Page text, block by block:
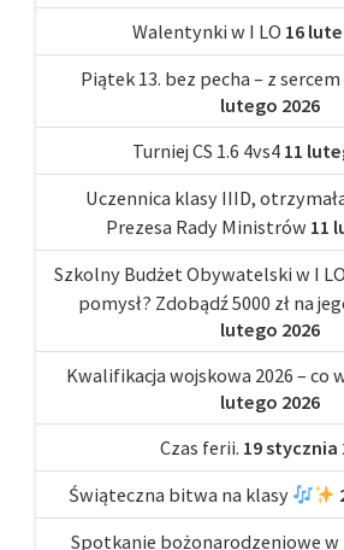
Walentynki w I LO 16
Piątek 13. bez pecha – z
lutego 2026
Turniej CS 1.6 4vs4 11
Uczennica klasy IIID,
Prezesa Rady Ministrów 11
Szkolny Budżet Obywatelski w I
pomysł? Zdobądź 5000 zł na
lutego 2026
Kwalifikacja wojskowa 2026 – co
lutego 2026
Czas ferii. 19 stycznia
Świąteczna bitwa na klasy
Spotkanie bożonarodzeniowe w